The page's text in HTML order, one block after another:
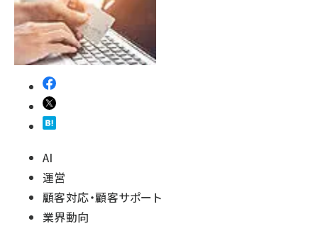
AI
運営
顧客対応・顧客サポート
業界動向